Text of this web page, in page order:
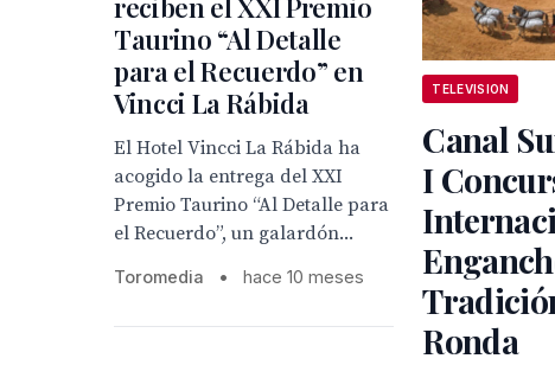
reciben el XXI Premio
Taurino “Al Detalle
para el Recuerdo” en
Vincci La Rábida
El Hotel Vincci La Rábida ha
acogido la entrega del XXI
Premio Taurino “Al Detalle para
el Recuerdo”, un galardón...
Toromedia • hace 10 meses
TELEVISION
Canal
I
Ronda